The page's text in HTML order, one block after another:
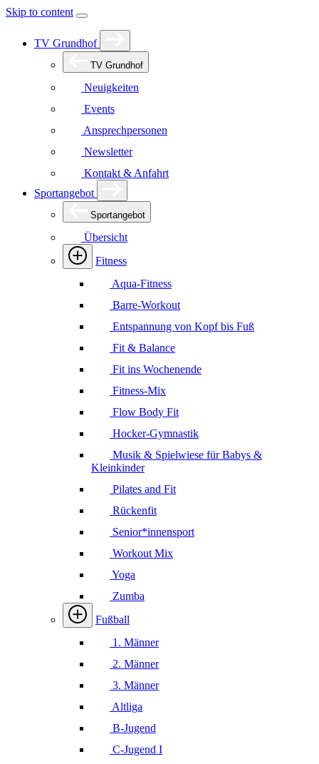
Skip to content
TV Grundhof
TV Grundhof
Neuigkeiten
Events
Ansprechpersonen
Newsletter
Kontakt & Anfahrt
Sportangebot
Sportangebot
Übersicht
Fitness
Aqua-Fitness
Barre-Workout
Entspannung von Kopf bis Fuß
Fit & Balance
Fit ins Wochenende
Fitness-Mix
Flow Body Fit
Hocker-Gymnastik
Musik & Spielwiese für Babys &
Kleinkinder
Pilates and Fit
Rückenfit
Senior*innensport
Workout Mix
Yoga
Zumba
Fußball
1. Männer
2. Männer
3. Männer
Altliga
B-Jugend
C-Jugend I